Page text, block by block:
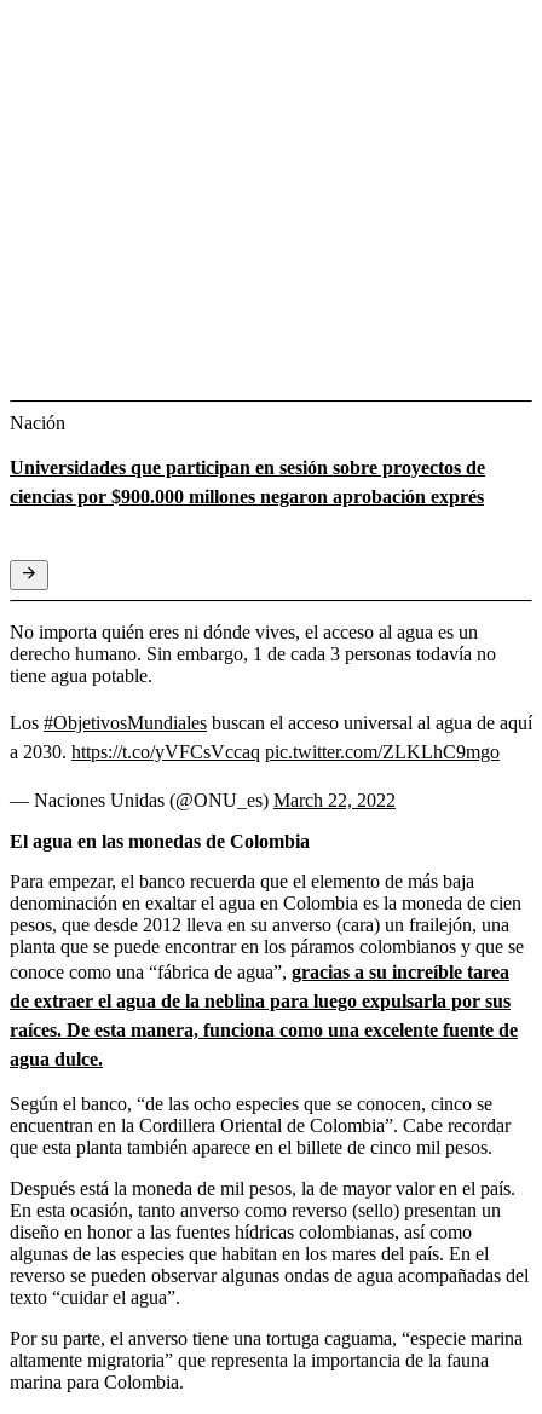
Nación
Universidades que participan en sesión sobre proyectos de
ciencias por $900.000 millones negaron aprobación exprés
No importa quién eres ni dónde vives, el acceso al agua es un
derecho humano. Sin embargo, 1 de cada 3 personas todavía no
tiene agua potable.
Los #ObjetivosMundiales buscan el acceso universal al agua de aquí
a 2030. https://t.co/yVFCsVccaq pic.twitter.com/ZLKLhC9mgo
— Naciones Unidas (@ONU_es) March 22, 2022
El agua en las monedas de Colombia
Para empezar, el banco recuerda que el elemento de más baja
denominación en exaltar el agua en Colombia es la moneda de cien
pesos, que desde 2012 lleva en su anverso (cara) un frailejón, una
planta que se puede encontrar en los páramos colombianos y que se
conoce como una “fábrica de agua”, gracias a su increíble tarea
de extraer el agua de la neblina para luego expulsarla por sus
raíces. De esta manera, funciona como una excelente fuente de
agua dulce.
Según el banco, “de las ocho especies que se conocen, cinco se
encuentran en la Cordillera Oriental de Colombia”. Cabe recordar
que esta planta también aparece en el billete de cinco mil pesos.
Después está la moneda de mil pesos, la de mayor valor en el país.
En esta ocasión, tanto anverso como reverso (sello) presentan un
diseño en honor a las fuentes hídricas colombianas, así como
algunas de las especies que habitan en los mares del país. En el
reverso se pueden observar algunas ondas de agua acompañadas del
texto “cuidar el agua”.
Por su parte, el anverso tiene una tortuga caguama, “especie marina
altamente migratoria” que representa la importancia de la fauna
marina para Colombia.